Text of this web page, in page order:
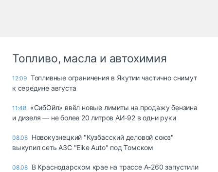
Топливо, масла и автохимия
12:09 Топливные ограничения в Якутии частично снимут
к середине августа
11:48 «СибОйл» ввёл новые лимиты на продажу бензина
и дизеля — не более 20 литров АИ‑92 в одни руки
08.08 Новокузнецкий "Кузбасский деловой союз"
выкупил сеть АЗС "Elke Auto" под Томском
08.08 В Краснодарском крае на трассе А-260 запустили